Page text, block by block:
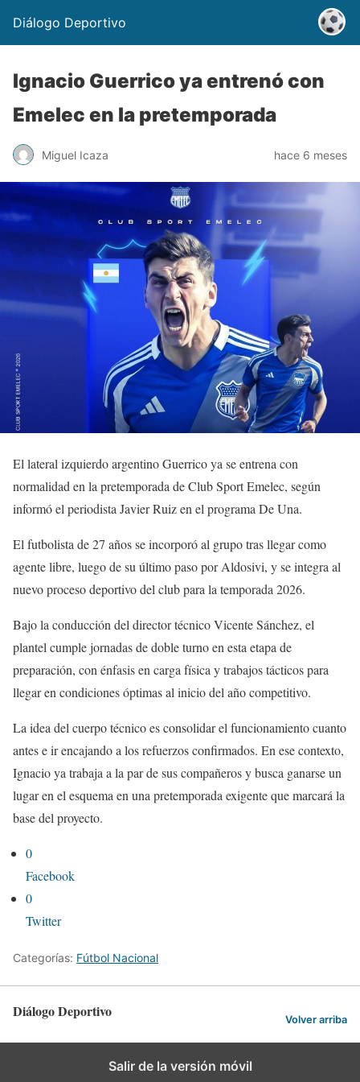
Diálogo Deportivo
Ignacio Guerrico ya entrenó con
Emelec en la pretemporada
Miguel Icaza hace 6 meses
El lateral izquierdo argentino Guerrico ya se entrena con
normalidad en la pretemporada de Club Sport Emelec, según
informó el periodista Javier Ruiz en el programa De Una.
El futbolista de 27 años se incorporó al grupo tras llegar como
agente libre, luego de su último paso por Aldosivi, y se integra al
nuevo proceso deportivo del club para la temporada 2026.
Bajo la conducción del director técnico Vicente Sánchez, el
plantel cumple jornadas de doble turno en esta etapa de
preparación, con énfasis en carga física y trabajos tácticos para
llegar en condiciones óptimas al inicio del año competitivo.
La idea del cuerpo técnico es consolidar el funcionamiento cuanto
antes e ir encajando a los refuerzos confirmados. En ese contexto,
Ignacio ya trabaja a la par de sus compañeros y busca ganarse un
lugar en el esquema en una pretemporada exigente que marcará la
base del proyecto.
0
Facebook
0
Twitter
Categorías: Fútbol Nacional
Diálogo Deportivo Volver arriba
Salir de la versión móvil